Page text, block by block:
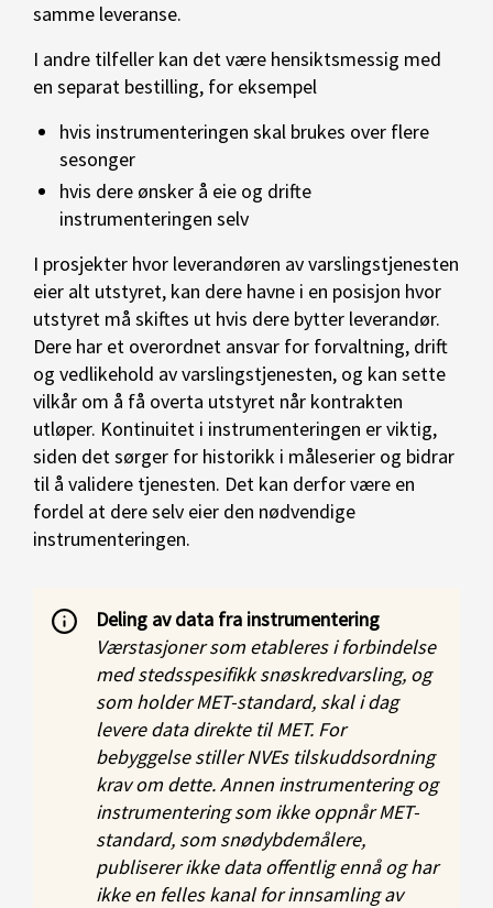
samme leveranse.
I andre tilfeller kan det være hensiktsmessig med
en separat bestilling, for eksempel
hvis instrumenteringen skal brukes over flere
sesonger
hvis dere ønsker å eie og drifte
instrumenteringen selv
I prosjekter hvor leverandøren av varslingstjenesten
eier alt utstyret, kan dere havne i en posisjon hvor
utstyret må skiftes ut hvis dere bytter leverandør.
Dere har et overordnet ansvar for forvaltning, drift
og vedlikehold av varslingstjenesten, og kan sette
vilkår om å få overta utstyret når kontrakten
utløper. Kontinuitet i instrumenteringen er viktig,
siden det sørger for historikk i måleserier og bidrar
til å validere tjenesten. Det kan derfor være en
fordel at dere selv eier den nødvendige
instrumenteringen.
Deling av data fra instrumentering
Værstasjoner som etableres i forbindelse
med stedsspesifikk snøskredvarsling, og
som holder MET-standard, skal i dag
levere data direkte til MET. For
bebyggelse stiller NVEs tilskuddsordning
krav om dette. Annen instrumentering og
instrumentering som ikke oppnår MET-
standard, som snødybdemålere,
publiserer ikke data offentlig ennå og har
ikke en felles kanal for innsamling av